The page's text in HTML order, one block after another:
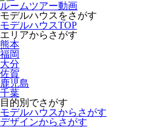
ルームツアー動画
モデルハウスをさがす
モデルハウスTOP
エリアからさがす
熊本
福岡
大分
佐賀
鹿児島
千葉
目的別でさがす
モデルハウスからさがす
デザインからさがす